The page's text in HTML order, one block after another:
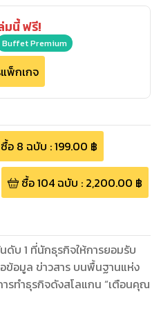
มนี้ ฟรี!
Buffet Premium
พ็กเกจ
ซื้อ 8 ฉบับ :199.00 ฿
ซื้อ104ฉบับ : 2,200.00 ฿
บ 1 ที่นักธุรกิจให้การยอมรับ
อข้อมูล ข่าวสาร บนพื้นฐานแห่ง
รทำธุรกิจดังสโลแกน “เตือนคุณ